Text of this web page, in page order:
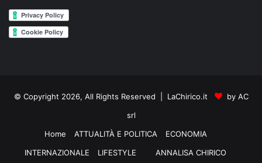
© Copyright 2026, All Rights Reserved | LaChirico.it
by AC
srl
Home
ATTUALITÀ E POLITICA
ECONOMIA
INTERNAZIONALE
LIFESTYLE ANNALISA CHIRICO